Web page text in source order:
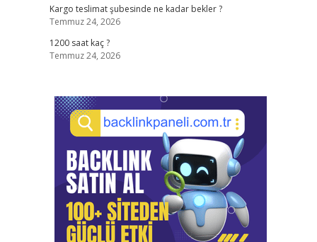
Kargo teslimat şubesinde ne kadar bekler ?
Temmuz 24, 2026
1200 saat kaç ?
Temmuz 24, 2026